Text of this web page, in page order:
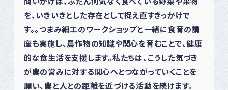
を、いきいきとした存在として捉え直すきっかけで
す。。つまみ細工のワークショップと一緒に食育の講
座も実施し、農作物の知識や関心を育むことで、健康
的な食生活を支援します。私たちは、こうした気づき
が農の営みに対する関心へとつながっていくことを
願い、農と人との距離を近づける活動を続けます。